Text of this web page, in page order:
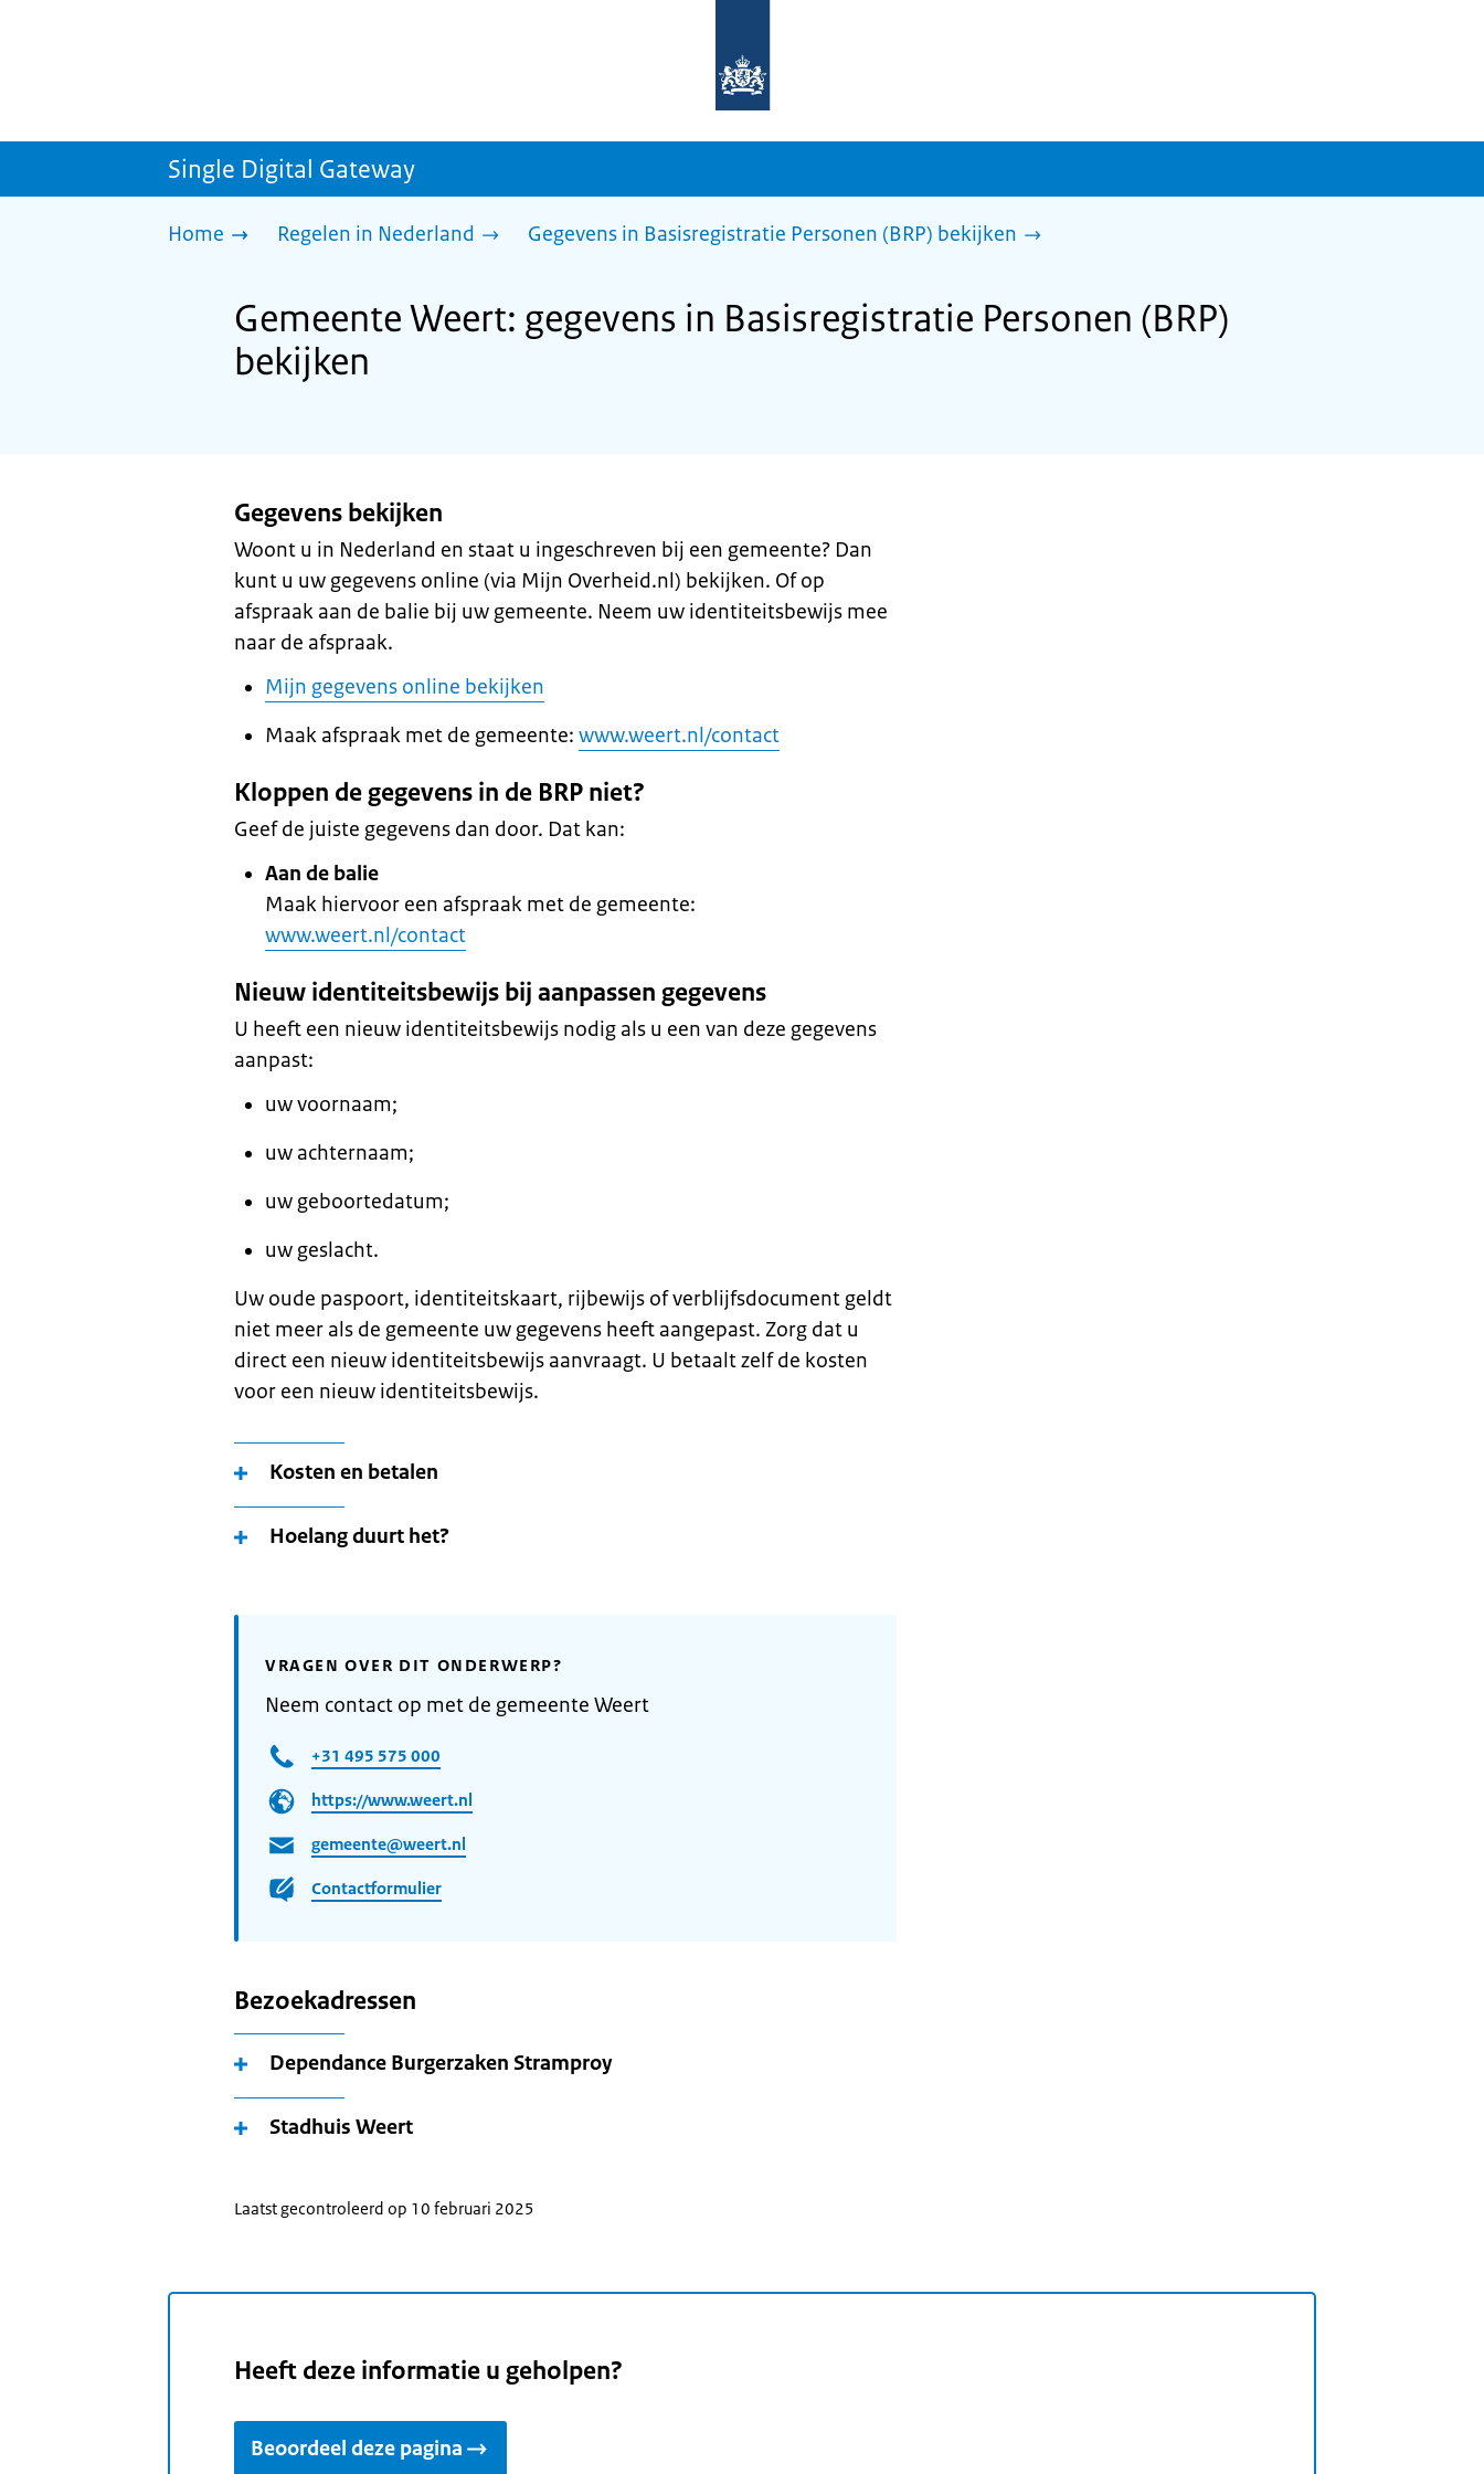
homepage
sdg.rijksoverheid.nl
Single Digital Gateway
Home Regelen in Nederland Gegevens in Basisregistratie Personen (BRP) bekijken
Gemeente Weert: gegevens in Basisregistratie Personen (BRP)
bekijken
Gegevens bekijken
Woont u in Nederland en staat u ingeschreven bij een gemeente? Dan
kunt u uw gegevens online (via Mijn Overheid.nl) bekijken. Of op
afspraak aan de balie bij uw gemeente. Neem uw identiteitsbewijs mee
naar de afspraak.
Mijn gegevens online bekijken
Maak afspraak met de gemeente: www.weert.nl/contact
Kloppen de gegevens in de BRP niet?
Geef de juiste gegevens dan door. Dat kan:
Aan de balie
Maak hiervoor een afspraak met de gemeente:
www.weert.nl/contact
Nieuw identiteitsbewijs bij aanpassen gegevens
U heeft een nieuw identiteitsbewijs nodig als u een van deze gegevens
aanpast:
uw voornaam;
uw achternaam;
uw geboortedatum;
uw geslacht.
Uw oude paspoort, identiteitskaart, rijbewijs of verblijfsdocument geldt
niet meer als de gemeente uw gegevens heeft aangepast. Zorg dat u
direct een nieuw identiteitsbewijs aanvraagt. U betaalt zelf de kosten
voor een nieuw identiteitsbewijs.
Kosten en betalen
Hoelang duurt het?
VRAGEN OVER DIT ONDERWERP?
Neem contact op met de gemeente Weert
+31 495 575 000
https://www.weert.nl
gemeente@weert.nl
Contactformulier
Bezoekadressen
Dependance Burgerzaken Stramproy
Stadhuis Weert
Laatst gecontroleerd op 10 februari 2025
Heeft deze informatie u geholpen?
Beoordeel deze pagina